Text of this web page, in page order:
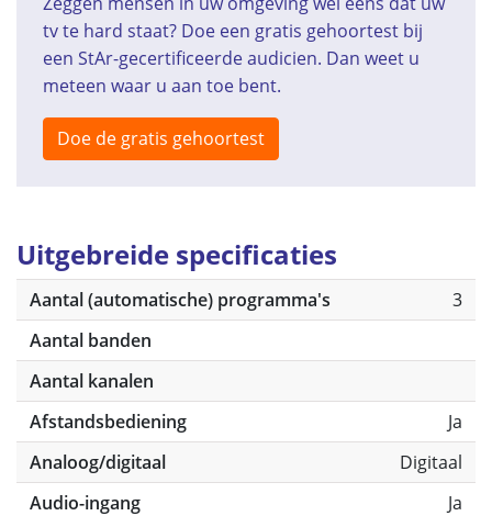
tv te hard staat? Doe een gratis gehoortest bij
een StAr-gecertificeerde audicien. Dan weet u
meteen waar u aan toe bent.
Doe de gratis gehoortest
Uitgebreide specificaties
Aantal (automatische) programma's
3
Aantal banden
Aantal kanalen
Afstandsbediening
Ja
Analoog/digitaal
Digitaal
Audio-ingang
Ja